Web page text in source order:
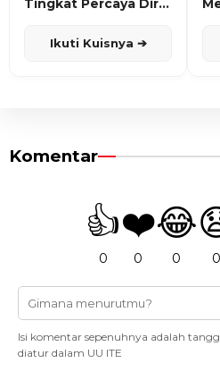
Tingkat Percaya Diri
Ikuti Kuisnya ➔
Komentar
👍
0
❤️
0
😂
0 0
Isi komentar sepenuhnya adalah
diatur dalam UU ITE